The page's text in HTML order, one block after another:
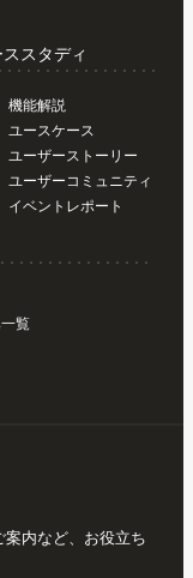
スタディ
機能解説
ユースケース
ユーザーストーリー
ユーザーコミュニティ
イベントレポート
覧
内など、お役立ち